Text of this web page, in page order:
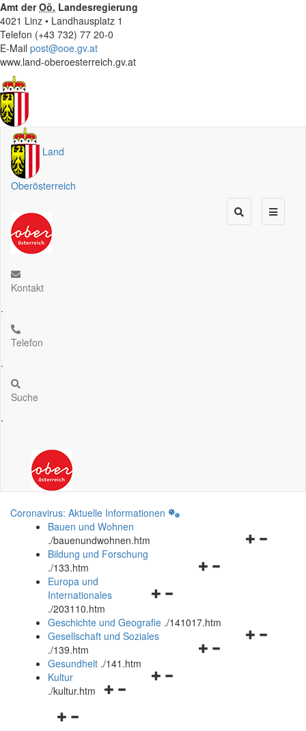
Amt derOö. Landesregierung
4021 Linz • Landhausplatz 1
Telefon (+43 732) 77 20-0
E-Mail post@ooe.gv.at
www.land-oberoesterreich.gv.at
Land
Oberösterreich
Kontakt
.
Telefon
.
Suche
.
Coronavirus: Aktuelle Informationen
Bauen und Wohnen
./bauenundwohnen.htm
Navigationsmenü
Bildung und Forschung
./133.htm
Navigationsmenü
und
schließen
Europa und
Internationales
./203110.htm
Geschichte und Geografie ./141017.htm
Navigationsmenü
Gesellschaft und Soziales
./139.htm
Navigationsmenü
Gesundheit ./141.htm
Navigationsmenü
Kultur
./kultur.htm
Navigationsmenü